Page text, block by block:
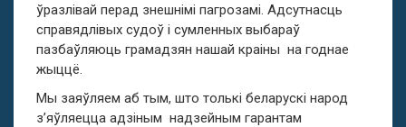
ўразлівай перад знешнімі пагрозамі. Адсутнасць
справядлівых судоў і сумленных выбараў
пазбаўляюць грамадзян нашай краіны на годнае
жыццё.
Мы заяўляем аб тым, што толькі беларускі народ
з’яўляецца адзіным надзейным гарантам